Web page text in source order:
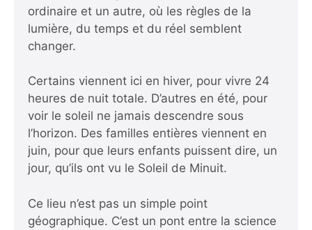
ordinaire et un autre, où les règles de la
lumière, du temps et du réel semblent
changer.
Certains viennent ici en hiver, pour vivre 24
heures de nuit totale. D’autres en été, pour
voir le soleil ne jamais descendre sous
l’horizon. Des familles entières viennent en
juin, pour que leurs enfants puissent dire, un
jour, qu’ils ont vu le Soleil de Minuit.
Ce lieu n’est pas un simple point
géographique. C’est un pont entre la science